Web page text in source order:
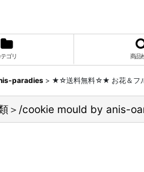
ゴリ 商品
paradies > ★☆送料無料☆★ お花＆フ
/cookie mould by anis-